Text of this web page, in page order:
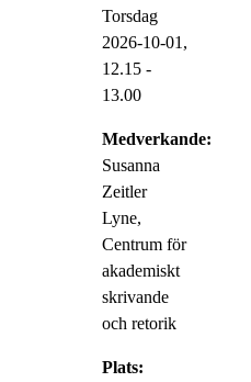
Torsdag
2026-10-01,
12.15 -
13.00
Medverkande:
Susanna
Zeitler
Lyne,
Centrum för
akademiskt
skrivande
och retorik
Plats: